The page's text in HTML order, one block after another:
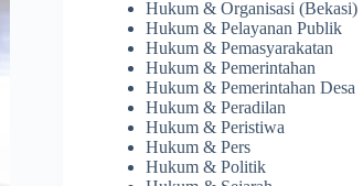
Hukum & Organisasi (Bekasi)
Hukum & Pelayanan Publik
Hukum & Pemasyarakatan
Hukum & Pemerintahan
Hukum & Pemerintahan Desa
Hukum & Peradilan
Hukum & Peristiwa
Hukum & Pers
Hukum & Politik